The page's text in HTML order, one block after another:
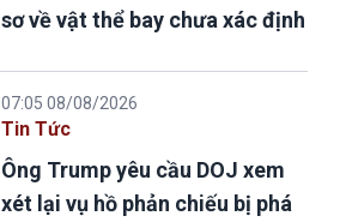
sơ về vật thể bay chưa xác định
07:05 08/08/2026
Tin Tức
Ông Trump yêu cầu DOJ xem
xét lại vụ hồ phản chiếu bị phá